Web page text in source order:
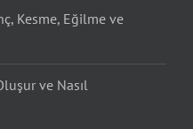
Kesme, Eğilme ve
ve Nasıl